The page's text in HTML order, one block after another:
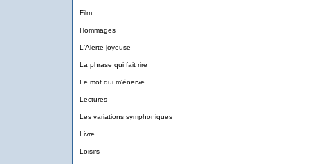
Film
Hommages
L'Alerte joyeuse
La phrase qui fait rire
Le mot qui m'énerve
Lectures
Les variations symphoniques
Livre
Loisirs